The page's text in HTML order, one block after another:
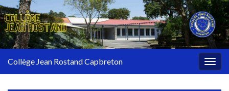
Collège Jean Rostand Capbreton